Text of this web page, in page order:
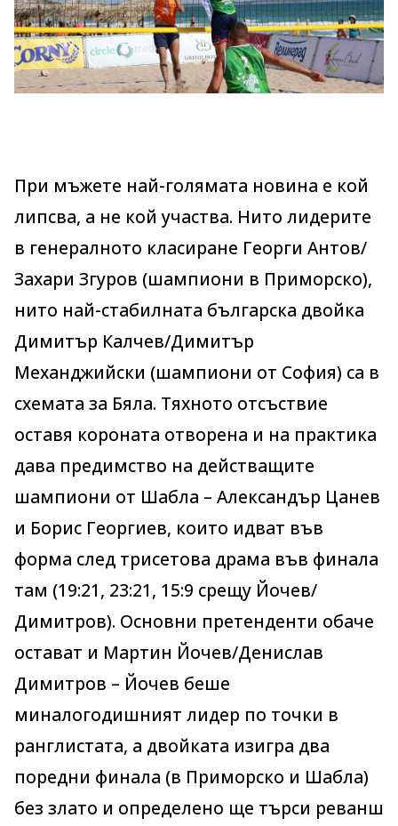
При мъжете най-голямата новина е кой
липсва, а не кой участва. Нито лидерите
в генералното класиране Георги Антов/
Захари Згуров (шампиони в Приморско),
нито най-стабилната българска двойка
Димитър Калчев/Димитър
Механджийски (шампиони от София) са в
схемата за Бяла. Тяхното отсъствие
оставя короната отворена и на практика
дава предимство на действащите
шампиони от Шабла – Александър Цанев
и Борис Георгиев, които идват във
форма след трисетова драма във финала
там (19:21, 23:21, 15:9 срещу Йочев/
Димитров). Основни претенденти обаче
остават и Мартин Йочев/Денислав
Димитров – Йочев беше
миналогодишният лидер по точки в
ранглистата, а двойката изигра два
поредни финала (в Приморско и Шабла)
без злато и определено ще търси реванш